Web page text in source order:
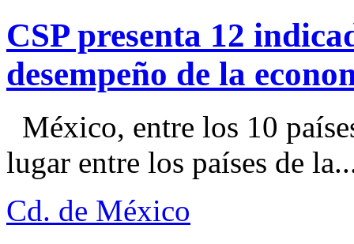
CSP presenta 12
desempeño de la
México, entre los 10
lugar entre los países de
Cd. de México